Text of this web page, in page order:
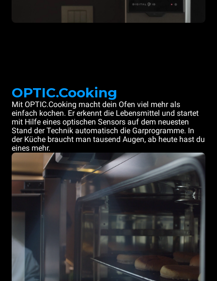
OPTIC.Cooking
Mit OPTIC.Cooking macht dein Ofen viel mehr als
einfach kochen. Er erkennt die Lebensmittel und startet
mit Hilfe eines optischen Sensors auf dem neuesten
Stand der Technik automatisch die Garprogramme. In
der Küche braucht man tausend Augen, ab heute hast du
eines mehr.